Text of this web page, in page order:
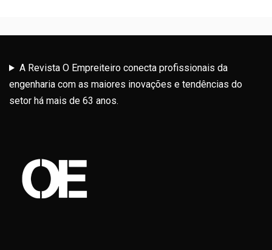
A Revista O Empreiteiro conecta profissionais da
engenharia com as maiores inovações e tendências do
setor há mais de 63 anos.